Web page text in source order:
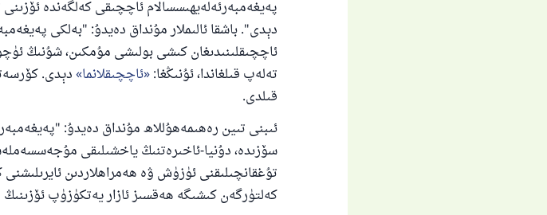
پەيغەمبەرئەلەيھىسسالام ئاچچىقى كەلگەندە
دېدى". باشقا ئالىملار مۇنداق دەيدۇ: "بەلكى
ئاچچىقلىنىدىغان كىشى بولىشى مۇمكىن، شۇنىڭ
تەلەپ قىلغاندا، ئۇنىڭغا: ئاچچىقلانما دېدى.
قىلدى.
ئىبنى تىين رەھىمەھۇللاھ مۇنداق دەيدۇ:
سۆزىدە، دۇنيا-ئاخىرەتنىڭ ياخشىلىقى
تۇغقانچىلىقنى ئۈزۈش ۋە ھەمراھلاردىن
كەلتۈرگەن كىشىگە ھەقسىز ئازار يەتكۈزۈپ ئۆزىنىڭ
ئۇممەتكە جاۋاپ
ياخشىلىققا باشلارپ قويغان كىشى
مۇسلىم رىۋايەت قىلغان (1893)
ئىئائە